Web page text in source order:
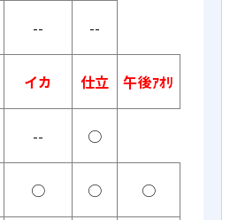
--
--
イカ 仕立
午後ｱｵﾘ
--
○
○ ○ ○